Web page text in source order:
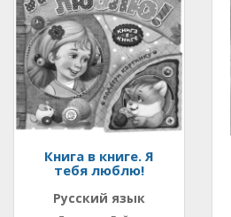
Книга в книге. Я
тебя люблю!
Русский язык